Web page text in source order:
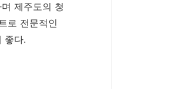
제주도의 청
로 전문적인
좋다.